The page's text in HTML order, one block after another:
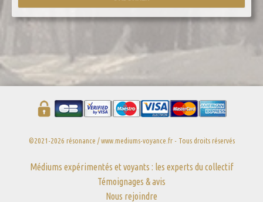
©2021-2026 résonance / www.mediums-voyance.fr - Tous droits réservés
Médiums expérimentés et voyants : les experts du collectif
Témoignages & avis
Nous rejoindre